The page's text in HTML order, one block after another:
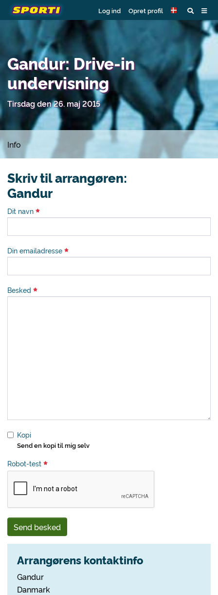
Log ind Opret profil
Gandur: Drive-in
undervisning
Tirsdag den 26. maj 2015
Info
Skriv til arrangøren:
Gandur
Dit navn
Din emailadresse
Besked
Kopi
Send en kopi til mig selv
Robot-test
Send besked
Arrangørens kontaktinfo
Gandur
Danmark